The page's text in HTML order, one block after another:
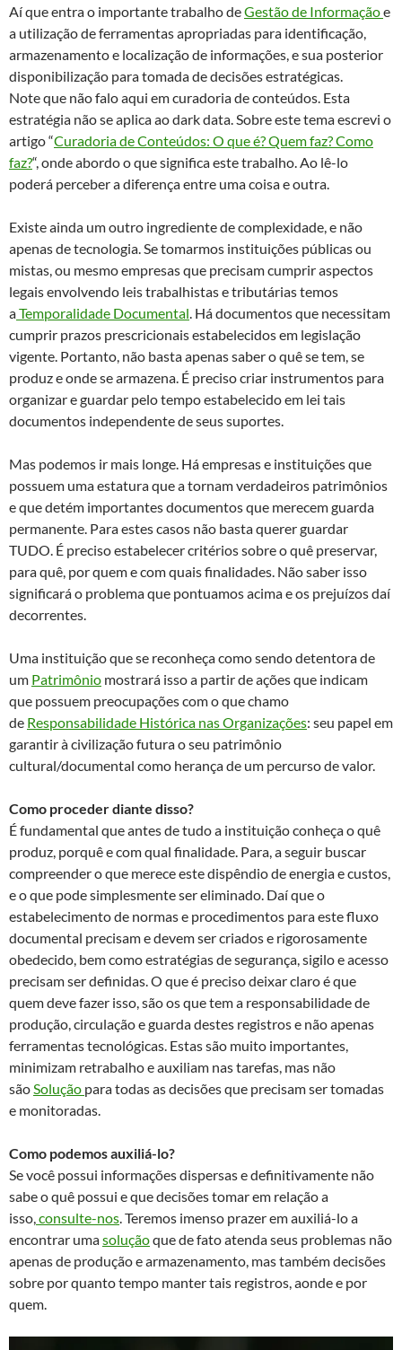
Aí que entra o importante trabalho deGestão de Informaçãoe
a utilização de ferramentas apropriadas para identificação,
armazenamento e localização de informações, e sua posterior
disponibilização para tomada de decisões estratégicas.
Note que não falo aqui em curadoria de conteúdos. Esta
estratégia não se aplica ao dark data. Sobre este tema escrevi o
artigo “Curadoria de Conteúdos: O que é? Quem faz? Como
faz?“, onde abordo o que significa este trabalho. Ao lê-lo
poderá perceber a diferença entre uma coisa e outra.
Existe ainda um outro ingrediente de complexidade, e não
apenas de tecnologia. Se tomarmos instituições públicas ou
mistas, ou mesmo empresas que precisam cumprir aspectos
legais envolvendo leis trabalhistas e tributárias temos
aTemporalidade Documental. Há documentos que necessitam
cumprir prazos prescricionais estabelecidos em legislação
vigente. Portanto, não basta apenas saber o quê se tem, se
produz e onde se armazena. É preciso criar instrumentos para
organizar e guardar pelo tempo estabelecido em lei tais
documentos independente de seus suportes.
Mas podemos ir mais longe. Há empresas e instituições que
possuem uma estatura que a tornam verdadeiros patrimônios
e que detém importantes documentos que merecem guarda
permanente. Para estes casos não basta querer guardar
TUDO. É preciso estabelecer critérios sobre o quê preservar,
para quê, por quem e com quais finalidades. Não saber isso
significará o problema que pontuamos acima e os prejuízos daí
decorrentes.
Uma instituição que se reconheça como sendo detentora de
um Patrimônio mostrará isso a partir de ações que indicam
que possuem preocupações com o que chamo
de Responsabilidade Histórica nas Organizações: seu papel em
garantir à civilização futura o seu patrimônio
cultural/documental como herança de um percurso de valor.
Como proceder diante disso?
É fundamental que antes de tudo a instituição conheça o quê
produz, porquê e com qual finalidade. Para, a seguir buscar
compreender o que merece este dispêndio de energia e custos,
e o que pode simplesmente ser eliminado. Daí que o
estabelecimento de normas e procedimentos para este fluxo
documental precisam e devem ser criados e rigorosamente
obedecido, bem como estratégias de segurança, sigilo e acesso
precisam ser definidas. O que é preciso deixar claro é que
quem deve fazer isso, são os que tem a responsabilidade de
produção, circulação e guarda destes registros e não apenas
ferramentas tecnológicas. Estas são muito importantes,
minimizam retrabalho e auxiliam nas tarefas, mas não
sãoSolução para todas as decisões que precisam ser tomadas
e monitoradas.
Como podemos auxiliá-lo?
Se você possui informações dispersas e definitivamente não
sabe o quê possui e que decisões tomar em relação a
isso,consulte-nos. Teremos imenso prazer em auxiliá-lo a
encontrar umasoluçãoque de fato atenda seus problemas não
apenas de produção e armazenamento, mas também decisões
sobre por quanto tempo manter tais registros, aonde e por
quem.